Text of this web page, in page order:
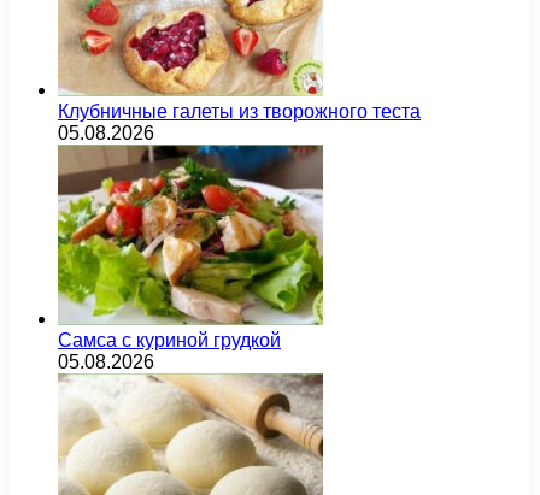
Клубничные галеты из творожного теста
05.08.2026
Самса с куриной грудкой
05.08.2026